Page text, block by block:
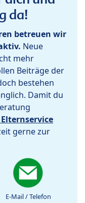
da!
betreuen wir
Neue
mehr
Beiträge der
bestehen
Damit du
Elternservice
gerne zur
E-Mail / Telefon